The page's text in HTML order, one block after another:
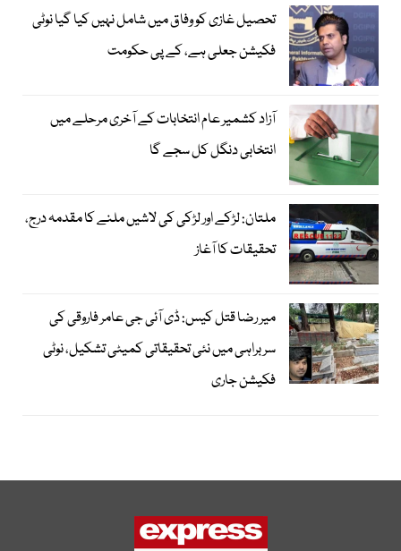
تحصیل غازی کو وفاق میں شامل نہیں کیا گیا نوٹی
فکیشن جعلی ہے، کے پی حکومت
آزاد کشمیر عام انتخابات کے آخری مرحلے میں
انتخابی دنگل کل سجے گا
ملتان: لڑکے اور لڑکی کی لاشیں ملنے کا مقدمہ درج،
تحقیقات کا آغاز
میر رضا قتل کیس: ڈی آئی جی عامر فاروقی کی
سربراہی میں نئی تحقیقاتی کمیٹی تشکیل، نوٹی
فکیشن جاری